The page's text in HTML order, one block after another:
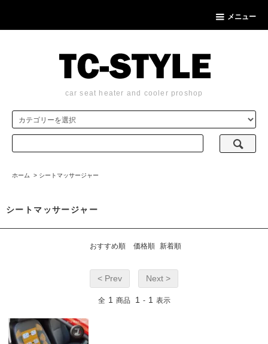
メニュー
car seat heater and cooler proshop
ホーム > シートマッサージャー
シートマッサージャー
おすすめ順 価格順 新着順
< Prev Next >
全 1 商品 1 - 1 表示